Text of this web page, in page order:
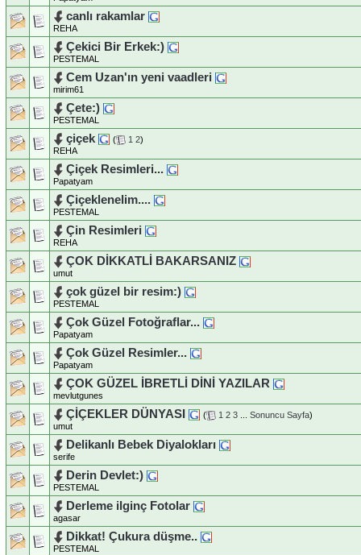
canlı rakamlar
REHA
Çekici Bir Erkek:)
PESTEMAL
Cem Uzan'ın yeni vaadleri
mirim61
Çete:)
PESTEMAL
çiçek ( 1 2)
REHA
Çiçek Resimleri...
Papatyam
Çiçeklenelim....
PESTEMAL
Çin Resimleri
REHA
ÇOK DİKKATLİ BAKARSANIZ
umut
çok güzel bir resim:)
PESTEMAL
Çok Güzel Fotoğraflar...
Papatyam
Çok Güzel Resimler...
Papatyam
ÇOK GÜZEL İBRETLİ DİNİ YAZILAR
mevlutgunes
ÇİÇEKLER DÜNYASI ( 1 2 3 Sonuncu Sayfa)
umut
Delikanlı Bebek Diyalokları
serife
Derin Devlet:)
PESTEMAL
Derleme ilginç Fotolar
agasar
Dikkat! Çukura düşme..
PESTEMAL